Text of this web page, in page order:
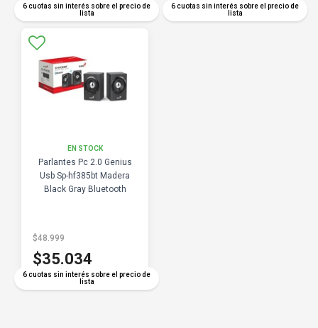
6 cuotas sin interés sobre el precio de
lista
6 cuotas sin interés sobre el precio de
lista
EN STOCK
Parlantes Pc 2.0 Genius
Usb Sp-hf385bt Madera
Black Gray Bluetooth
6 cuotas sin interés sobre el precio de
lista
$48.999
$35.034